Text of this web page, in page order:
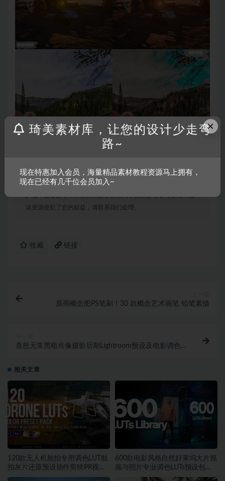
该资源侵犯了您的权益，请联系我们处理。
收藏 链接
原画概念图PS笔刷！30 款概念艺术画笔 铅笔素描
喜怒无常黑暗肖像摄影后期Lightroom预设及电影调色
相关文章
120款无人机航拍专用调色LUT航
拍灰片还原预设插件剪映PR视频
调色
600款电影风格自然好莱坞大片视
频与照片专业调色LUTs预设包素
×
琦美素材库，让您的设计少走弯
路~
现在特惠加入会员，海量精品素材教程资源马上拥有，
现在已经有几千位会员加入~